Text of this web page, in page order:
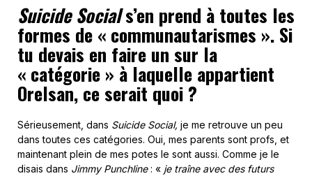
Suicide Socials’en prend à toutes les
formes de « communautarismes ». Si
tu devais en faire un sur la
« catégorie » à laquelle appartient
Orelsan, ce serait quoi ?
Sérieusement, dans Suicide Social, je me retrouve un peu
dans toutes ces catégories. Oui, mes parents sont profs, et
maintenant plein de mes potes le sont aussi. Comme je le
disais dans Jimmy Punchline: « je traîne avec des futurs